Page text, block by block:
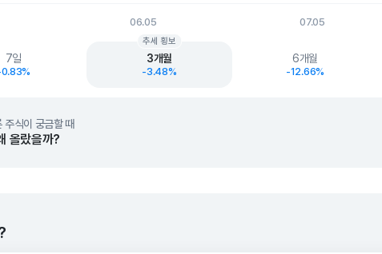
06.05 07.05
7일 3개월
-3.48%
추세 횡보
6개월
-12.66%
주식이 궁금할 때
올랐을까?